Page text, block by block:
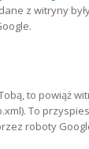
z witryny
to powiąż
To
roboty